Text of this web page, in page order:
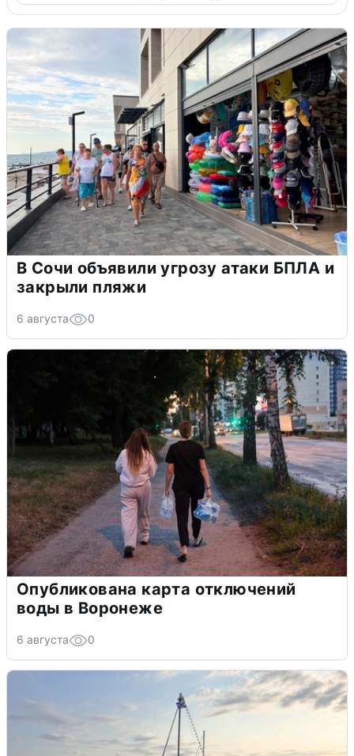
В Сочи объявили угрозу атаки БПЛА и
закрыли пляжи
6 августа 0
Опубликована карта отключений
воды в Воронеже
6 августа 0